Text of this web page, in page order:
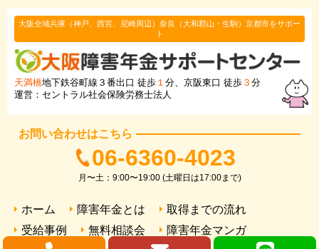
大阪全域兵庫（神戸、西宮、尼崎周辺）奈良（大和郡山・生駒）京都市をサポー
ト
天満橋地下鉄谷町線３番出口 徒歩 １ 分、京阪東口 徒歩 ３ 分
運営：セントラル社会保険労務士法人
お問い合わせはこちら
06-6360-4023
月〜土：9:00〜19:00 (土曜日は17:00まで)
ホーム 障害年金とは
取得までの流れ
受給事例
無料相談会 障害年金マンガ